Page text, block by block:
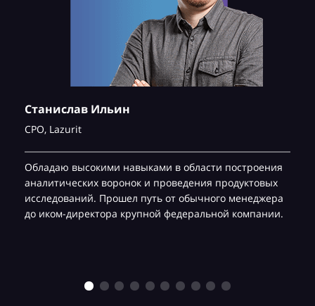
Станислав Ильин
CPO, Lazurit
Обладаю высокими навыками в области построения
аналитических воронок и проведения продуктовых
исследований. Прошел путь от обычного менеджера
до иком-директора крупной федеральной компании.